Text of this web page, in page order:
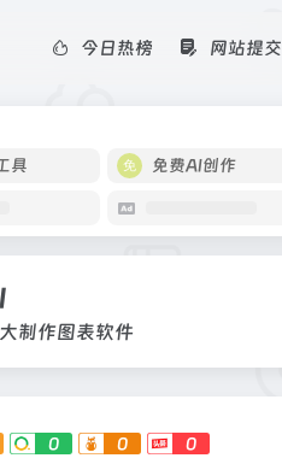
今日热榜 网站提交
具
免费AI创作
制作图表软件
0 0 0